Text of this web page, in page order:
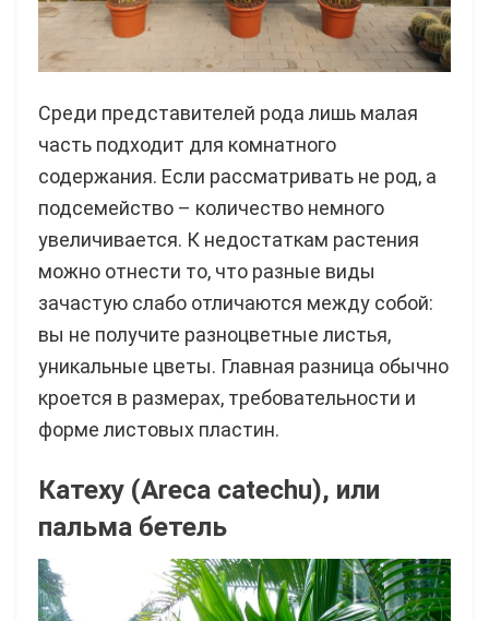
Среди представителей рода лишь малая
часть подходит для комнатного
содержания. Если рассматривать не род, а
подсемейство – количество немного
увеличивается. К недостаткам растения
можно отнести то, что разные виды
зачастую слабо отличаются между собой:
вы не получите разноцветные листья,
уникальные цветы. Главная разница обычно
кроется в размерах, требовательности и
форме листовых пластин.
Катеху (Areca catechu), или
пальма бетель